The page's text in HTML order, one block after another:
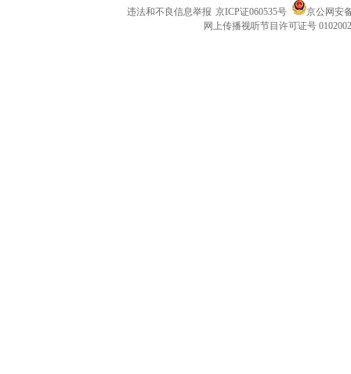
违法和不良信息举报 京ICP证060535号
京公网安
网上传播视听节目许可证号